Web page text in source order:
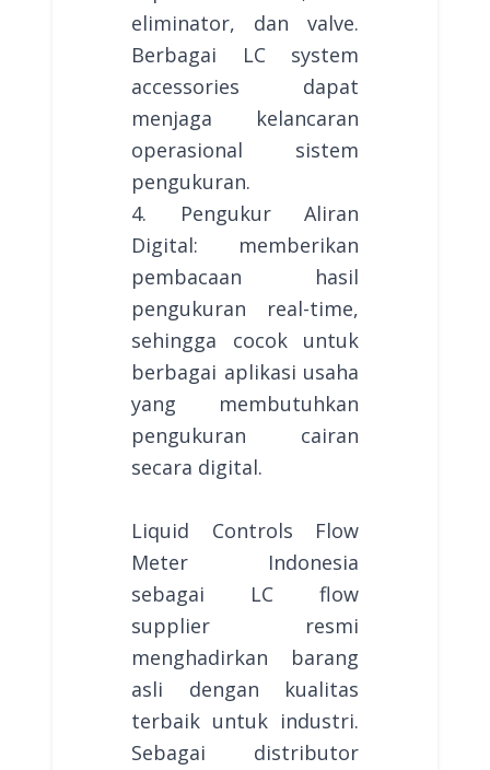
eliminator, dan valve.
Berbagai LC system
accessories dapat
menjaga kelancaran
operasional sistem
pengukuran.
4. Pengukur Aliran
Digital: memberikan
pembacaan hasil
pengukuran real-time,
sehingga cocok untuk
berbagai aplikasi usaha
yang membutuhkan
pengukuran cairan
secara digital.
Liquid Controls Flow
Meter Indonesia
sebagai LC flow
supplier resmi
menghadirkan barang
asli dengan kualitas
terbaik untuk industri.
Sebagai distributor